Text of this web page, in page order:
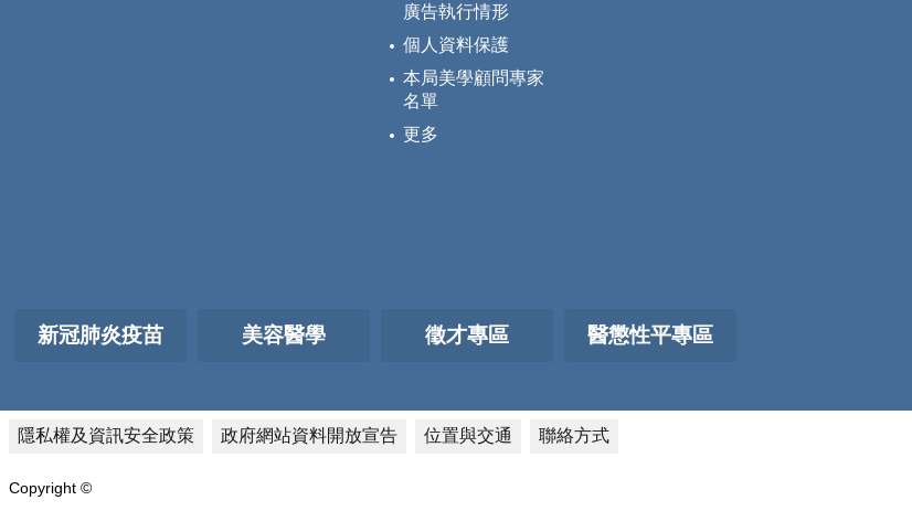
廣告執行情形
個人資料保護
本局美學顧問專家
名單
更多
新冠肺炎疫苗 美容醫學 徵才專區 醫懲性平專區
隱私權及資訊安全政策 政府網站資料開放宣告 位置與交通 聯絡方式
Copyright ©